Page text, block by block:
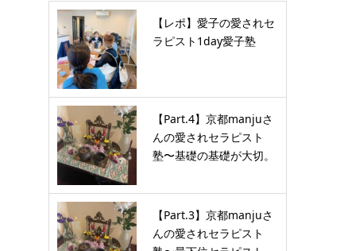
【レポ】愛子の愛されセ
ラピスト1day愛子塾
【Part.4】京都manjuさ
んの愛されセラピスト
塾〜基礎の基礎が大切。
【Part.3】京都manjuさ
んの愛されセラピスト